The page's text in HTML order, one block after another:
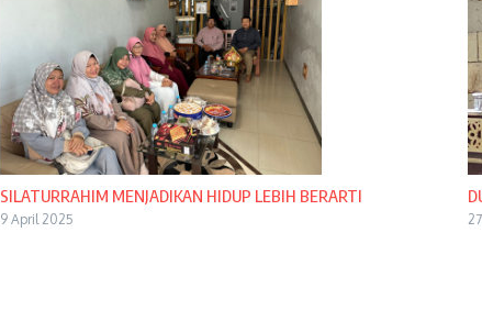
SILATURRAHIM MENJADIKAN HIDUP LEBIH BERARTI
9 April 2025